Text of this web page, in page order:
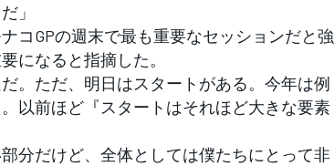
」
コGPの週末で最も重要なセッションだと強
になると指摘した。
。ただ、明日はスタートがある。今年は例
以前ほど『スタートはそれほど大きな要素
分だけど、全体としては僕たちにとって非